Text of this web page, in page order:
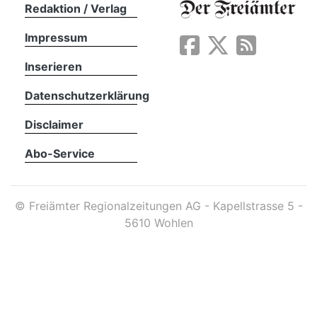
App
Redaktion / Verlag
Impressum
Inserieren
Datenschutzerklärung
Disclaimer
Abo-Service
© Freiämter Regionalzeitungen AG - Kapellstrasse 5 -
5610 Wohlen